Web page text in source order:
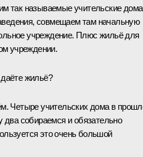
так называемые учительские
совмещаем там начальную
учреждение. Плюс жильё для
учреждении.
жильё?
Четыре учительских дома в
два собираемся и обязательно
это очень большой